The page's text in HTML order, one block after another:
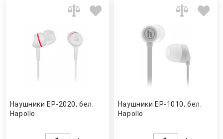
Наушники EP-2020, бел.
Hapollo
Наушники EP-1010, бел.
Hapollo